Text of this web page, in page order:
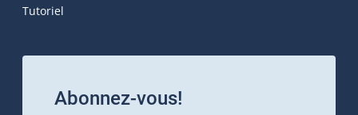
Tutoriel
Abonnez-vous!